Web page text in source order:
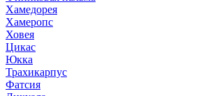
Хамедорея
Хамеропс
Ховея
Цикас
Юкка
Трахикарпус
Фатсия